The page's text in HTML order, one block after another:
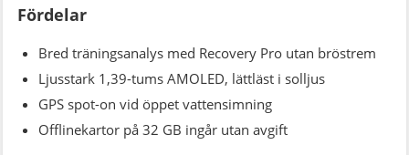
Fördelar
Bred träningsanalys med Recovery Pro utan bröstrem
Ljusstark 1,39-tums AMOLED, lättläst i solljus
GPS spot-on vid öppet vattensimning
Offlinekartor på 32 GB ingår utan avgift